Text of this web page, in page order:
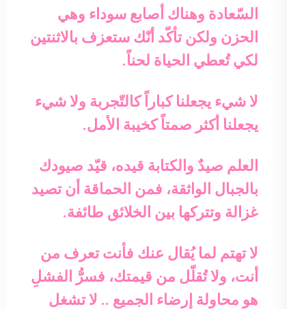
السّعادة وهناك أصابع سوداء وهي
الحزن ولكن تأكّد أنّك ستعزف بالاثنتين
لكي تُعطي الحياة لحناً.
لا شيء يجعلنا كباراً كالتّجربة ولا شيء
يجعلنا أكثر صمتاً كخيبة الأمل.
العلم صيدٌ والكتابة قيده، قيّد صيودك
بالجبال الواثقة، فمن الحماقة أن تصيد
غزالة وتتركها بين الخلائق طائفة.
لا تهتم لما يُقال عنك فأنت تعرف من
أنت، ولا تُقلّل من قيمتك، فسرُّ الفشلِ
هو محاولة إرضاء الجميع .. لا تشغل